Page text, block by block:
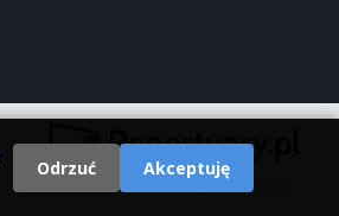
Odrzuć Akceptuję
© 2000 - 2026 Repertuary.pl